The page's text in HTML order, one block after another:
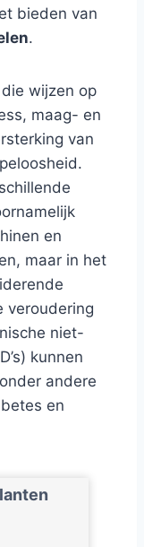
bieden van
.
die wijzen op
maag- en
van
en
maar in het
veroudering
niet-
kunnen
andere
en